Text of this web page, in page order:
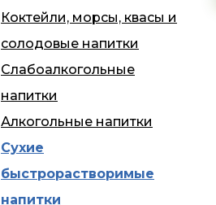
Коктейли, морсы, квасы и
солодовые напитки
Слабоалкогольные
напитки
Алкогольные напитки
Сухие
быстрорастворимые
напитки